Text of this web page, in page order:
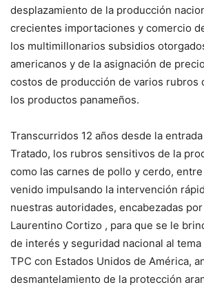
desplazamiento de la producción
crecientes importaciones y comercio
los multimillonarios subsidios
americanos y de la asignación de
costos de producción de varios rubros
los productos panameños.
Transcurridos 12 años desde la
Tratado, los rubros sensitivos de la
como las carnes de pollo y cerdo,
venido impulsando la intervención
nuestras autoridades, encabezadas
Laurentino Cortizo , para que se le
de interés y seguridad nacional al
TPC con Estados Unidos de América,
desmantelamiento de la protección